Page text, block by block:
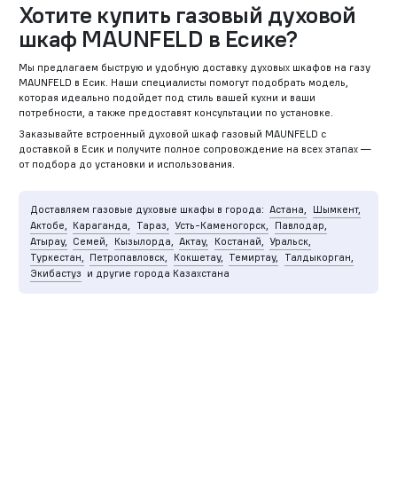
Хотите купить газовый духовой
шкаф MAUNFELD в Есике?
Мы предлагаем быструю и удобную доставку духовых шкафов на газу
MAUNFELD в Есик. Наши специалисты помогут подобрать модель,
которая идеально подойдет под стиль вашей кухни и ваши
потребности, а также предоставят консультации по установке.
Заказывайте встроенный духовой шкаф газовый MAUNFELD с
доставкой в Есик и получите полное сопровождение на всех этапах —
от подбора до установки и использования.
Доставляем газовые духовые шкафы в города: Астана,
Шымкент,
Актобе,
Караганда, Тараз, Усть-Каменогорск,
Павлодар,
Атырау,
Семей, Кызылорда, Актау, Костанай,
Уральск,
Туркестан,
Петропавловск, Кокшетау, Темиртау,
Талдыкорган,
Экибастуз и другие города Казахстана